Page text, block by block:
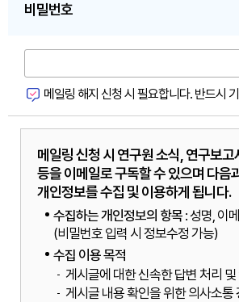
비밀번호
메일링 해지 신청 시 필요합니다. 반드시
메일링 신청 시 연구원 소식, 연구보
등을 이메일로 구독할 수 있으며 다음
개인정보를 수집 및 이용하게 됩니다.
수집하는 개인정보의 항목 : 성명, 이
(비밀번호 입력 시 정보수정 가능)
수집 이용 목적
게시글에 대한 신속한 답변 처리 및
게시글 내용 확인을 위한 의사소통